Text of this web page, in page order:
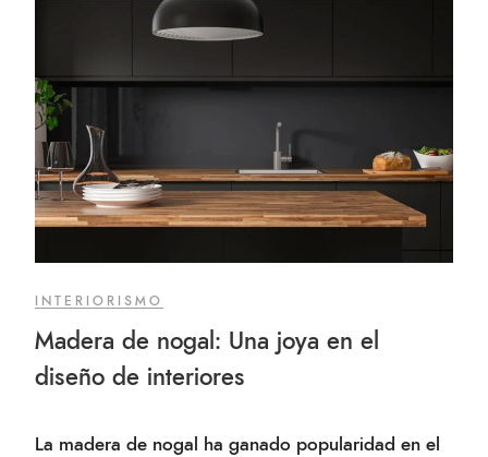
INTERIORISMO
Madera de nogal: Una joya en el
diseño de interiores
La madera de nogal ha ganado popularidad en el